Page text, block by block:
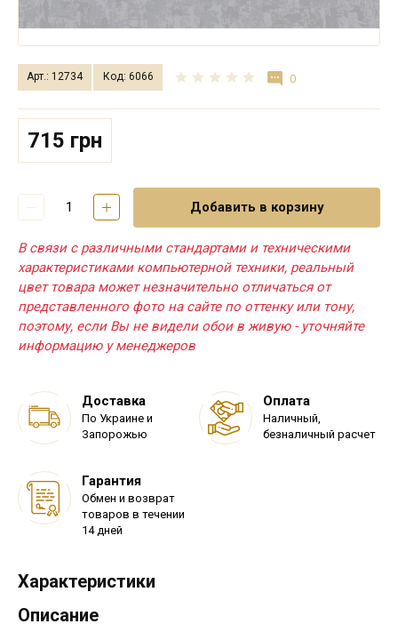
Арт.: 12734 Код: 6066 0
715 грн
Добавить в корзину
В связи с различными стандартами и техническими
характеристиками компьютерной техники, реальный
цвет товара может незначительно отличаться от
представленного фото на сайте по оттенку или тону,
поэтому, если Вы не видели обои в живую - уточняйте
информацию у менеджеров
Доставка
По Украине и
Запорожью
Оплата
Наличный,
безналичный расчет
Гарантия
Обмен и возврат
товаров в течении
14 дней
Характеристики
Описание